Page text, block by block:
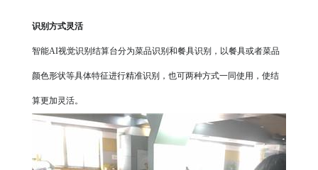
识别方式灵活
智能AI视觉识别结算台分为菜品识别和餐具识别，以餐具或者菜品
颜色形状等具体特征进行精准识别，也可两种方式一同使用，使结
算更加灵活。